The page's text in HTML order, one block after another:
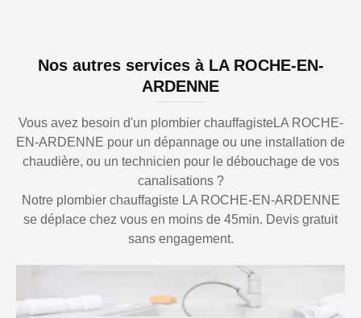
Nos autres services à LA ROCHE-EN-
ARDENNE
Vous avez besoin d'un plombier chauffagisteLA ROCHE-
EN-ARDENNE pour un dépannage ou une installation de
chaudière, ou un technicien pour le débouchage de vos
canalisations ?
Notre plombier chauffagiste LA ROCHE-EN-ARDENNE
se déplace chez vous en moins de 45min. Devis gratuit
sans engagement.